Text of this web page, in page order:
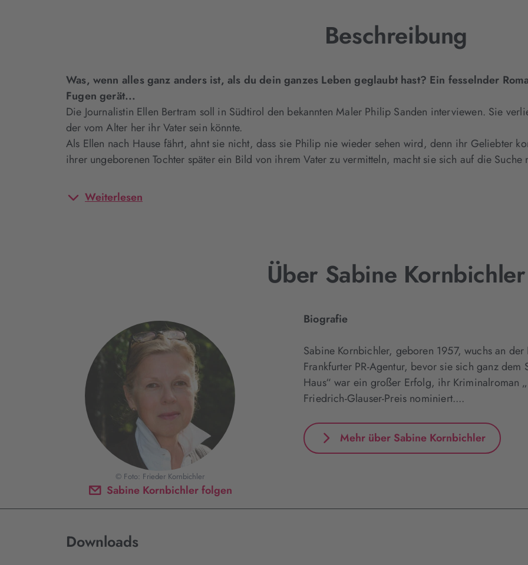
Beschreibung
Was, wenn alles ganz anders ist, als du dein ganzes Leben geglaubt hast? Ein fesselnder
Fugen gerät...
Die Journalistin Ellen Bertram soll in Südtirol den bekannten Maler Philip Sanden interviewen. Sie
der vom Alter her ihr Vater sein könnte.
Als Ellen nach Hause fährt, ahnt sie nicht, dass sie Philip nie wieder sehen wird, denn ihr Geliebter
ihrer ungeborenen Tochter später ein Bild von ihrem Vater zu vermitteln, macht sie sich auf die
Weiterlesen
Über Sabine Kornbichler
Sabine Kornbichler folgen
© Foto: Frieder Kornbichler
Biografie
Sabine Kornbichler, geboren 1957, wuchs an
Frankfurter PR-Agentur, bevor sie sich ganz
Haus“ war ein großer Erfolg, ihr Kriminalroman
Friedrich-Glauser-Preis nominiert....
Mehr über Sabine Kornbichler
Downloads